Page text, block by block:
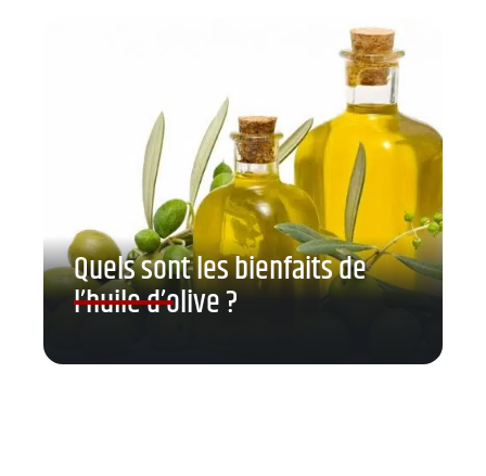
Quels sont les bienfaits de
l’huile d’olive ?